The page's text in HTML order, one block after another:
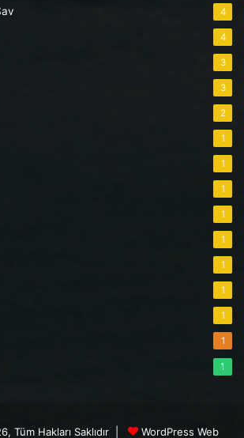
4
4
3
3
2
1
1
1
1
1
1
1
1
1
1
Tüm Hakları Saklıdır | WordPress Web